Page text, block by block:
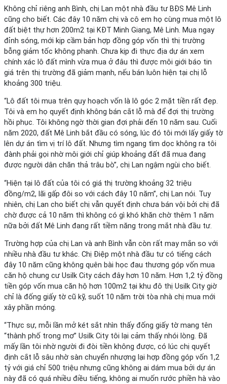
Không chỉ riêng anh Bình, chị Lan một nhà đầu tư BĐS Mê Linh
cũng cho biết. Các đây 10 năm chị và cô em họ cùng mua một lô
đất biệt thự hơn 200m2 tại KĐT Minh Giang, Mê Linh. Mua ngay
đỉnh sóng, mới kịp cầm bản hợp đồng góp vốn thì thị trường
bỗng giảm tốc không phanh. Chưa kịp đi thực địa dự án xem
chính xác lô đất mình vừa mua ở đâu thì được môi giới báo tin
giá trên thị trường đã giảm mạnh, nếu bán luôn hiện tại chị lỗ
khoảng 300 triệu.
“Lô đất tôi mua trên quy hoạch vốn là lô góc 2 mặt tiền rất đẹp.
Tôi và em họ quyết định không bán cắt lỗ mà để đợi thị trường
hồi phục. Tôi không ngờ thời gian đợi phải đến 10 năm sau. Cuối
năm 2020, đất Mê Linh bắt đầu có sóng, lúc đó tôi mới lấy giấy tờ
lên dự án tìm vị trí lô đất. Nhưng tìm ngang tìm dọc không ra tôi
đành phải gọi nhờ môi giới chỉ giúp khoảng đất đã mua đang
được người dân chăn thả trâu bò”, chị Lan ngậm ngùi cho biết.
“Hiện tại lô đất của tôi có giá thị trường khoảng 32 triệu
đồng/m2, lãi gấp đôi so với cách đây 10 năm”, chị Lan nói. Tuy
nhiên, chị Lan cho biết chị vẫn quyết định chưa bán vội bởi chị đã
chờ được cả 10 năm thì không có gì khó khăn chờ thêm 1 năm
nữa bởi đất Mê Linh đang rất tiềm năng trong mắt nhà đầu tư.
Trường hợp của chị Lan và anh Bình vẫn còn rất may mắn so với
nhiều nhà đầu tư khác. Chị Điệp một nhà đầu tư có tiếng cách
đây 10 năm cũng không quên bài học đau thương góp vốn mua
căn hộ chung cư Usilk City cách đây hơn 10 năm. Hơn 1,2 tỷ đồng
tiền góp vốn mua căn hộ hơn 100m2 tại khu đô thị Usilk City giờ
chỉ là đống giấy tờ cũ kỹ, suốt 10 năm trời tòa nhà chị mua mới
xây phần móng.
“Thực sự, mỗi lần mở két sắt nhìn thấy đống giấy tờ mang tên
“thành phố trong mơ” Usilk City tôi lại cảm thấy nhói lòng. Đã
mấy lần tôi nhờ người đi đòi tiền không được, có lúc chị quyết
định cắt lỗ sâu nhờ sàn chuyển nhượng lại hợp đồng góp vốn 1,2
tỷ với giá chỉ 500 triệu nhưng cũng không ai dám mua bởi dự án
này đã có quá nhiều điều tiếng, không ai muốn rước phiền hà vào